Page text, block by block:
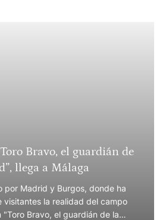
Bravo, el guardián de
llega a Málaga
por Madrid y Burgos, donde ha
visitantes la realidad del campo
Bravo, el guardián de la